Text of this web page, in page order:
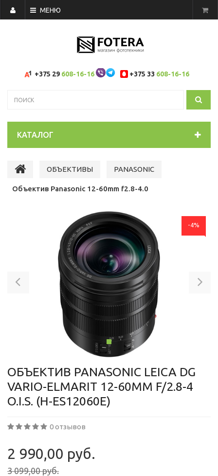
МЕНЮ
+375 29 608-16-16 +375 33 608-16-16
КАТАЛОГ
ОБЪЕКТИВЫ PANASONIC
Объектив Panasonic 12-60mm f2.8-4.0
-4%
Previous
ОБЪЕКТИВ PANASONIC LEICA DG
VARIO-ELMARIT 12-60MM F/2.8-4
O.I.S. (H-ES12060E)
0 отзывов
2 990,00 руб.
3 099,00 руб.